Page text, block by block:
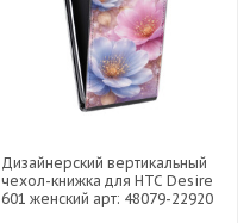
Дизайнерский вертикальный
чехол-книжка для HTC Desire
601 женский арт: 48079-22920